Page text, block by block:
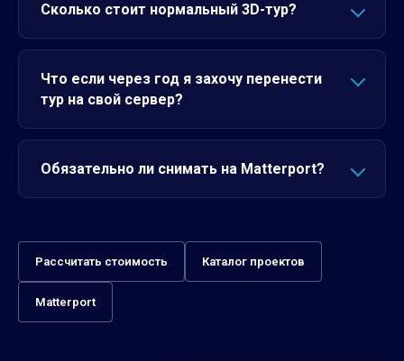
Сколько стоит нормальный 3D-тур?
Что если через год я захочу перенести
тур на свой сервер?
Обязательно ли снимать на Matterport?
Рассчитать стоимость Каталог проектов
Matterport